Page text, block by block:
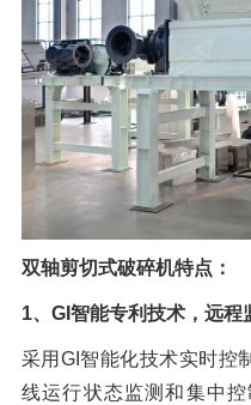
脉
双轴剪切式破碎机特点：
1、GI智能专利技术，远程
采用GI智能化技术实时控
线运行状态监测和集中